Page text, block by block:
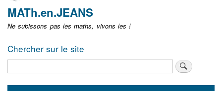
MATh.en.JEANS
Ne subissons pas les maths, vivons les !
Chercher sur le site